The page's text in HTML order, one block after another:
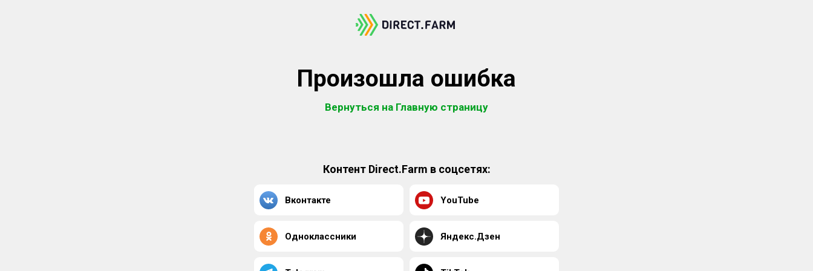
Произошла ошибка
Вернуться на Главную страницу
Контент Direct.Farm в соцсетях:
Вконтакте YouTube
Одноклассники Яндекс.Дзен